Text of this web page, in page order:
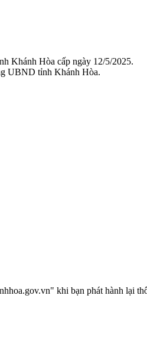
Khánh Hòa cấp ngày 12/5/2025.
UBND tỉnh Khánh Hòa.
khi bạn phát hành lại